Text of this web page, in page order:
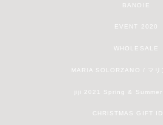
BANOIE
EVENT 2020
WHOLESALE
MARIA SOLORZANO / マリ
jiji 2021 Spring &
CHRISTMAS GIFT